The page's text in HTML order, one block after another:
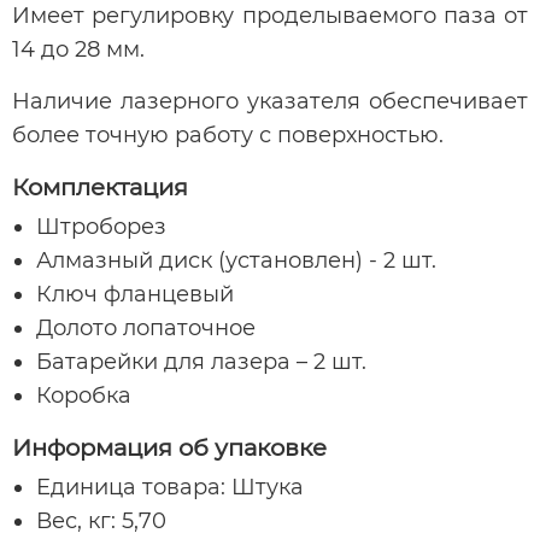
Имеет регулировку проделываемого паза от
14 до 28 мм.
Наличие лазерного указателя обеспечивает
более точную работу с поверхностью.
Комплектация
Штроборез
Алмазный диск (установлен) - 2 шт.
Ключ фланцевый
Долото лопаточное
Батарейки для лазера – 2 шт.
Коробка
Информация об упаковке
Единица товара: Штука
Вес, кг: 5,70